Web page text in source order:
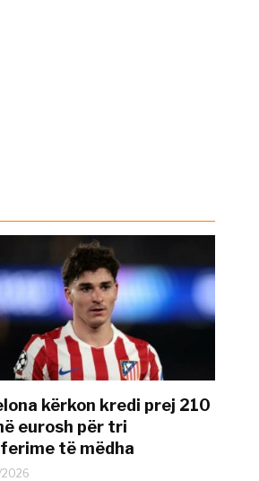
kërkon kredi prej 210
eurosh për tri
të mëdha